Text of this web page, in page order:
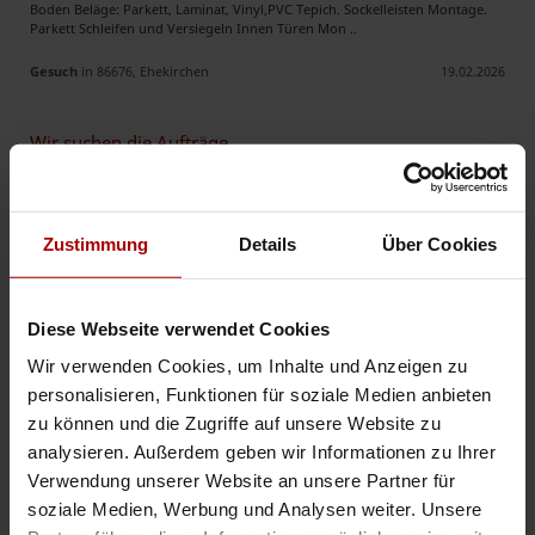
Zustimmung Details Über Cookies
Diese Webseite verwendet Cookies
Wir verwenden Cookies, um Inhalte und Anzeigen zu
personalisieren, Funktionen für soziale Medien anbieten
zu können und die Zugriffe auf unsere Website zu
analysieren. Außerdem geben wir Informationen zu Ihrer
Verwendung unserer Website an unsere Partner für
soziale Medien, Werbung und Analysen weiter. Unsere
Boden Beläge: Parkett, Laminat, Vinyl,PVC Tepich. Sockelleisten Montage.
Parkett Schleifen und Versiegeln Innen Türen Mon ..
Gesuch in 86676, Ehekirchen 19.02.2026
Wir suchen die Aufträge
Wir suchen komplette Ihnen Renovierung und Elektroinstallation wir
anbieten, Schluss fertig. Planung und die ganze Baustelle Einrichtung ..
Gesuchin 63067, Offenbach 14.01.2026
Weitere Premium-Gesuche
Sehr geehrte Damen und Herren, die IKPH GmbH ist seit über 10 Jahren
erfolgreich im Bereich Sanierung und Instandsetzung von Wohnimmobilien
tätig. Zu unseren langjährigen Auftraggebern zählen unter ..